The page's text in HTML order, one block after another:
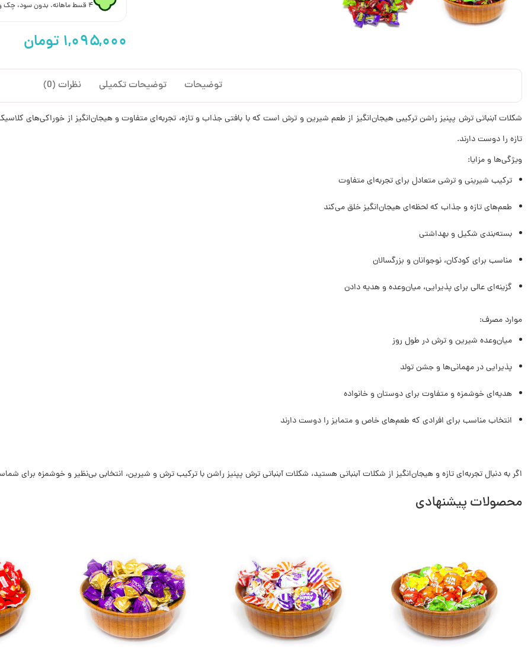
۴ قسط ماهانه. بدون سود، چک و ضامن.
توضیحات توضیحات تکمیلی نظرات (0)
شکلات آبنباتی ترش پپنیز راشن ترکیبی هیجان‌انگیز از طعم شیرین و ترش است که با بافتی جذاب و تازه، تجربه‌ای متفاوت و هیجان‌انگیز از خوراکی‌های
تازه را دوست دارند.
ویژگی‌ها و مزایا:
ترکیب شیرینی و ترشی متعادل برای تجربه‌ای متفاوت
طعم‌های تازه و جذاب که لحظه‌ای هیجان‌انگیز خلق می‌کند
بسته‌بندی شکیل و بهداشتی
مناسب برای کودکان، نوجوانان و بزرگسالان
گزینه‌ای عالی برای پذیرایی، میان‌وعده و هدیه دادن
موارد مصرف:
میان‌وعده شیرین و ترش در طول روز
پذیرایی در مهمانی‌ها و جشن تولد
هدیه‌ای خوشمزه و متفاوت برای دوستان و خانواده
انتخاب مناسب برای افرادی که طعم‌های خاص و متمایز را دوست دارند
اگر به دنبال تجربه‌ای تازه و هیجان‌انگیز از شکلات آبنباتی هستید، شکلات آبنباتی ترش پپنیز راشن با ترکیب ترش و شیرین، انتخابی بی‌نظیر و خوشمزه برای
محصولات پیشنهادی